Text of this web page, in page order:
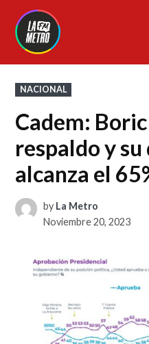
content
POSTED
IN
NACIONAL
Cadem:
respaldo y
alcanza el
by La Metro
Noviembre 20, 2023